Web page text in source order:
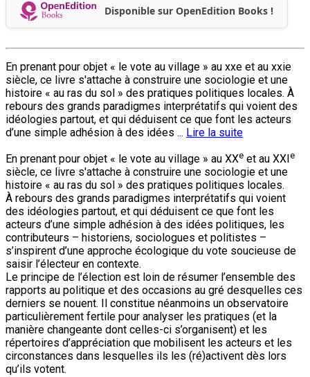
Disponible sur OpenEdition Books !
En prenant pour objet « le vote au village » au xxe et au xxie
siècle, ce livre s'attache à construire une sociologie et une
histoire « au ras du sol » des pratiques politiques locales. À
rebours des grands paradigmes interprétatifs qui voient des
idéologies partout, et qui déduisent ce que font les acteurs
d’une simple adhésion à des idées ... Lire la suite
En prenant pour objet « le vote au village » au XXe et au XXIe
siècle, ce livre s'attache à construire une sociologie et une
histoire « au ras du sol » des pratiques politiques locales.
À rebours des grands paradigmes interprétatifs qui voient
des idéologies partout, et qui déduisent ce que font les
acteurs d’une simple adhésion à des idées politiques, les
contributeurs – historiens, sociologues et politistes –
s’inspirent d’une approche écologique du vote soucieuse de
saisir l’électeur en contexte.
Le principe de l’élection est loin de résumer l’ensemble des
rapports au politique et des occasions au gré desquelles ces
derniers se nouent. Il constitue néanmoins un observatoire
particulièrement fertile pour analyser les pratiques (et la
manière changeante dont celles-ci s’organisent) et les
répertoires d’appréciation que mobilisent les acteurs et les
circonstances dans lesquelles ils les (ré)activent dès lors
qu’ils votent.